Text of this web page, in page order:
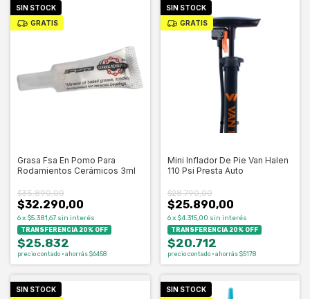
SIN STOCK
GRATIS
Grasa Fsa En Pomo Para
Rodamientos Cerámicos 3ml
$32.290,00
$35.890,00
6x $5.381,67 sin interés
TRANSFERENCIA 20% OFF
$25.832
precio contado · ahorrás $6458
SIN STOCK
GRATIS
Mini Inflador De Pie Van Halen
110 Psi Presta Auto
$25.890,00
$28.790,00
6 x $4.315,00 sin interés
TRANSFERENCIA 20% OFF
$20.712
precio contado · ahorrás $5178
SIN STOCK
SIN STOCK